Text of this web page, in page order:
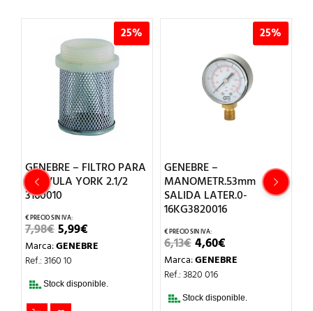
25%
GENEBRE – FILTRO PARA
VALVULA YORK 2.1/2
3160010
7,98€EL
PRECIO
ORIGINAL
ERA:
5,99€PRECIO
ACTUAL
Marca:GENEBRE
Ref.: 3160 10
Stock disponible.
25%
GENEBRE –
MANOMETR.53mm
SALIDA LATER.0-
16KG3820016
6,13€EL
PRECIO
ORIGINAL
ERA:
4,60€PRECIO
ACTUAL
Marca:GENEBRE
Ref.: 3820 016
Stock disponible.